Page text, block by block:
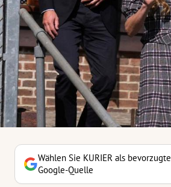
Untermenü
Untermenü
Untermenü
Untermenü
UntermenüWählen Sie KURIER als bevorzugte
Google-Quelle